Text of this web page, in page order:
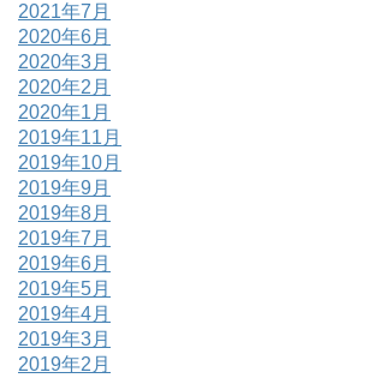
2021年7月
2020年6月
2020年3月
2020年2月
2020年1月
2019年11月
2019年10月
2019年9月
2019年8月
2019年7月
2019年6月
2019年5月
2019年4月
2019年3月
2019年2月